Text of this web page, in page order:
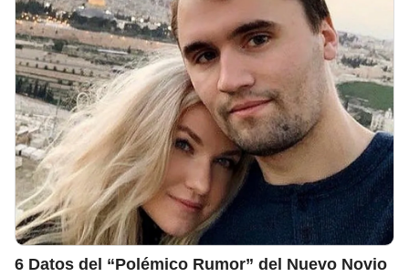
6 Datos del “Polémico Rumor” del Nuevo Novio